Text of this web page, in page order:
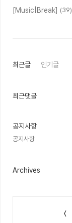
[Music|Break] (39)
최
근
인
최근글 인기글
최근댓글
공지사항
공지사항
Archives